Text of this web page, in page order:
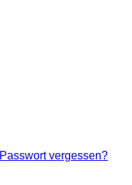
Passwort vergessen?